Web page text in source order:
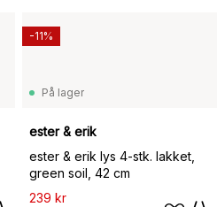
På lager
ester & erik
ester & erik lys 4-stk. lakket,
green soil, 42 cm
239 kr
-11%